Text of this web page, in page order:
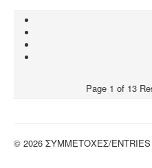
Page 1 of 13
© 2026 ΣΥΜΜΕΤΟΧΕΣ/ENTRIES